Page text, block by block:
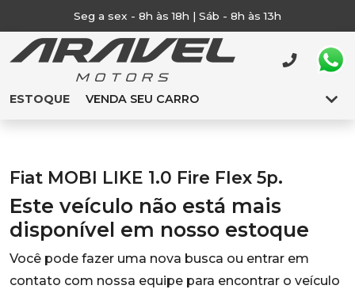
Seg a sex - 8h às 18h | Sáb - 8h às 13h
ESTOQUE VENDA SEU CARRO
Fiat MOBI LIKE 1.0 Fire Flex 5p.
Este veículo não está mais
disponível em nosso estoque
Você pode fazer uma nova busca ou entrar em
contato com nossa equipe para encontrar o veículo